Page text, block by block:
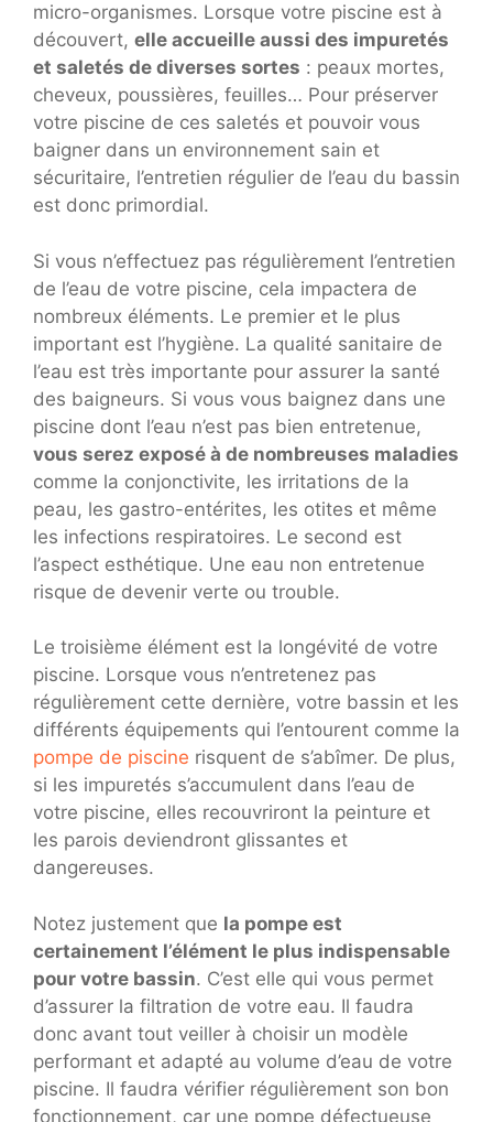
micro-organismes. Lorsque votre piscine est à
découvert, elle accueille aussi des impuretés
et saletés de diverses sortes : peaux mortes,
cheveux, poussières, feuilles… Pour préserver
votre piscine de ces saletés et pouvoir vous
baigner dans un environnement sain et
sécuritaire, l’entretien régulier de l’eau du bassin
est donc primordial.
Si vous n’effectuez pas régulièrement l’entretien
de l’eau de votre piscine, cela impactera de
nombreux éléments. Le premier et le plus
important est l’hygiène. La qualité sanitaire de
l’eau est très importante pour assurer la santé
des baigneurs. Si vous vous baignez dans une
piscine dont l’eau n’est pas bien entretenue,
vous serez exposé à de nombreuses maladies
comme la conjonctivite, les irritations de la
peau, les gastro-entérites, les otites et même
les infections respiratoires. Le second est
l’aspect esthétique. Une eau non entretenue
risque de devenir verte ou trouble.
Le troisième élément est la longévité de votre
piscine. Lorsque vous n’entretenez pas
régulièrement cette dernière, votre bassin et les
différents équipements qui l’entourent comme la
pompe de piscine risquent de s’abîmer. De plus,
si les impuretés s’accumulent dans l’eau de
votre piscine, elles recouvriront la peinture et
les parois deviendront glissantes et
dangereuses.
Notez justement que la pompe est
certainement l’élément le plus indispensable
pour votre bassin. C’est elle qui vous permet
d’assurer la filtration de votre eau. Il faudra
donc avant tout veiller à choisir un modèle
performant et adapté au volume d’eau de votre
piscine. Il faudra vérifier régulièrement son bon
fonctionnement, car une pompe défectueuse